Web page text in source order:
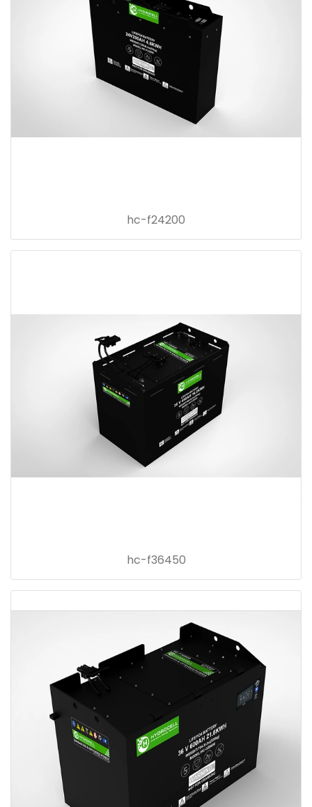
hc-f24200
hc-f36450